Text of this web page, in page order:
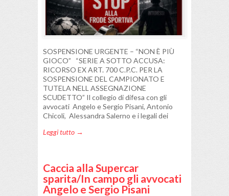
SOSPENSIONE URGENTE – “NON È PIÙ
GIOCO” “SERIE A SOTTO ACCUSA:
RICORSO EX ART. 700 C.P.C. PER LA
SOSPENSIONE DEL CAMPIONATO E
TUTELA NELL ASSEGNAZIONE
SCUDETTO” Il collegio di difesa con gli
avvocati Angelo e Sergio Pisani, Antonio
Chicoli, Alessandra Salerno e i legali dei
Leggi tutto →
Caccia alla Supercar
sparita/In campo gli avvocati
Angelo e Sergio Pisani